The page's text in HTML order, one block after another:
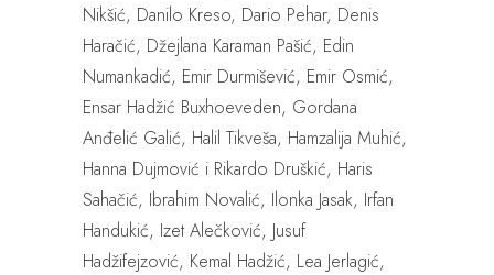
Nikšić, Danilo Kreso, Dario Pehar, Denis
Haračić, Džejlana Karaman Pašić, Edin
Numankadić, Emir Durmišević, Emir Osmić,
Ensar Hadžić Buxhoeveden, Gordana
Anđelić Galić, Halil Tikveša, Hamzalija Muhić,
Hanna Dujmović i Rikardo Druškić, Haris
Sahačić, Ibrahim Novalić, Ilonka Jasak, Irfan
Handukić, Izet Alečković, Jusuf
Hadžifejzović, Kemal Hadžić, Lea Jerlagić,